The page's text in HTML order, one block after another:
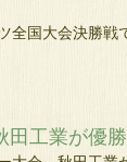
全国大会決勝戦
田工業が優勝